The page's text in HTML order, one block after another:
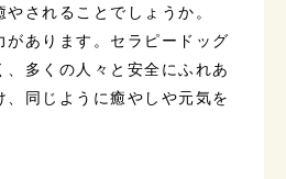
されることでしょうか。
があります。セラピードッグ
、多くの人々と安全にふれあ
、同じように癒やしや元気を